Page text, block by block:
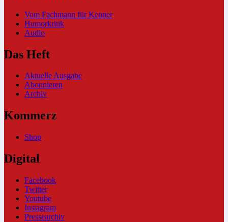
Vom Fachmann für Kenner
Humorkritik
Audio
Das Heft
Aktuelle Ausgabe
Abonnieren
Archiv
Kommerz
Shop
Digital
Facebook
Twitter
Youtube
Instagram
Pressearchiv